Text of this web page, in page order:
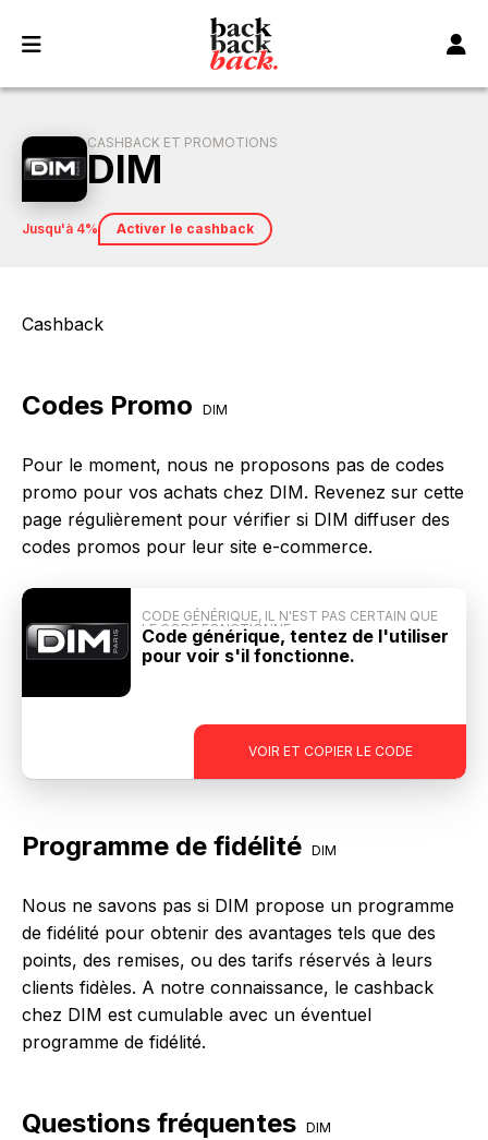
CASHBACK ET PROMOTIONS
DIM
jusqu'à 4% Activer le cashback
Cashback
Codes Promo DIM
Pour le moment, nous ne proposons pas de codes
promo pour vos achats chez DIM. Revenez sur cette
page régulièrement pour vérifier si DIM diffuser des
codes promos pour leur site e-commerce.
VOIR ET COPIER LE CODE
CODE GÉNÉRIQUE, IL N'EST PAS CERTAIN QUE
LE CODE FONCTIONNE
Code générique, tentez de l'utiliser
pour voir s'il fonctionne.
Programme de fidélité DIM
Nous ne savons pas si DIM propose un programme
de fidélité pour obtenir des avantages tels que des
points, des remises, ou des tarifs réservés à leurs
clients fidèles. A notre connaissance, le cashback
chez DIM est cumulable avec un éventuel
programme de fidélité.
Questions fréquentes DIM